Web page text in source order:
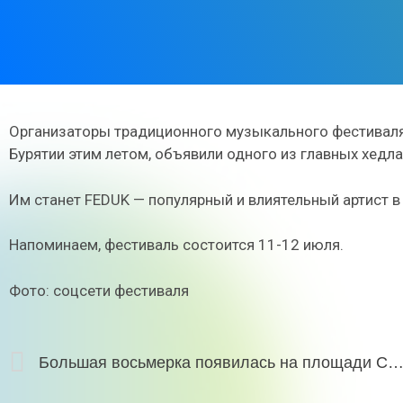
Организаторы традиционного музыкального
Бурятии этим летом, объявили одного из главных
Им станет FEDUK — популярный и влиятельный артист
Напоминаем, фестиваль состоится 11-12 июля.
Фото: соцсети фестиваля
Большая восьмерка появилась на площади Советов в честь прекрасных дам